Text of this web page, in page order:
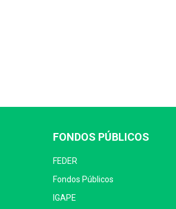
FONDOS PÚBLICOS
FEDER
Fondos Públicos
IGAPE